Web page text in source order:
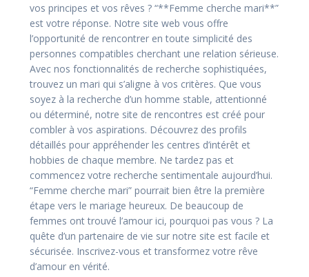
vos principes et vos rêves ? “**Femme cherche mari**”
est votre réponse. Notre site web vous offre
l’opportunité de rencontrer en toute simplicité des
personnes compatibles cherchant une relation sérieuse.
Avec nos fonctionnalités de recherche sophistiquées,
trouvez un mari qui s’aligne à vos critères. Que vous
soyez à la recherche d’un homme stable, attentionné
ou déterminé, notre site de rencontres est créé pour
combler à vos aspirations. Découvrez des profils
détaillés pour appréhender les centres d’intérêt et
hobbies de chaque membre. Ne tardez pas et
commencez votre recherche sentimentale aujourd’hui.
“Femme cherche mari” pourrait bien être la première
étape vers le mariage heureux. De beaucoup de
femmes ont trouvé l’amour ici, pourquoi pas vous ? La
quête d’un partenaire de vie sur notre site est facile et
sécurisée. Inscrivez-vous et transformez votre rêve
d’amour en vérité.